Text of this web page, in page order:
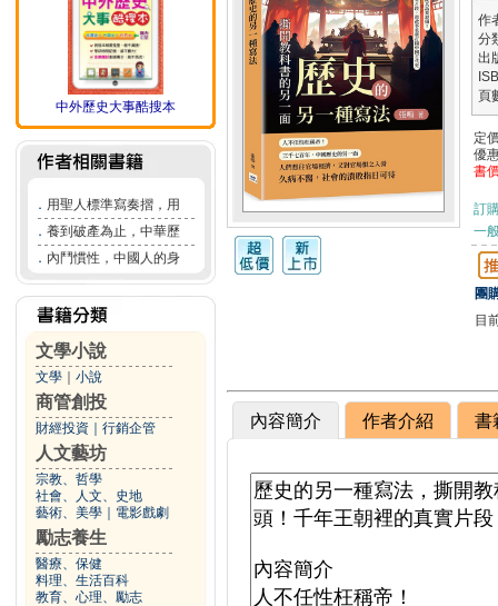
中外歷史大事酷搜本
． 用聖人標準寫奏摺，用
． 養到破產為止，中華歷
． 內鬥慣性，中國人的身
文學小說
文學 小說
商管創投
財經投資 行銷企管
人文藝坊
宗教、哲學
社會、人文、史地
藝術、美學
電影戲劇
勵志養生
醫療、保健
料理、生活百科
教育、心理、勵志
作
分
出
頁
定
優
書
訂
一
團
目
內容簡介 作者介紹 書